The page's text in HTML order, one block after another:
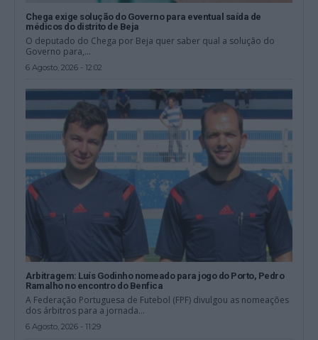
Chega exige solução do Governo para eventual saída de
médicos do distrito de Beja
O deputado do Chega por Beja quer saber qual a solução do
Governo para,...
6 Agosto, 2026 - 12:02
Arbitragem: Luís Godinho nomeado para jogo do Porto, Pedro
Ramalho no encontro do Benfica
A Federação Portuguesa de Futebol (FPF) divulgou as nomeações
dos árbitros para a jornada...
6 Agosto, 2026 - 11:29